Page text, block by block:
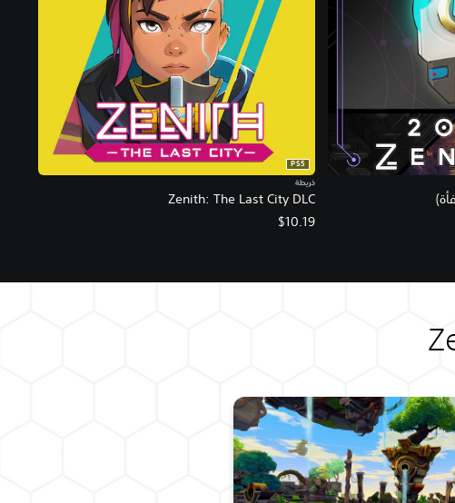
Zenith: The Last City DLC
PS5
خريطة
$10.19